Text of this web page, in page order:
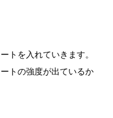
トを入れていきます。
トの強度が出ているか